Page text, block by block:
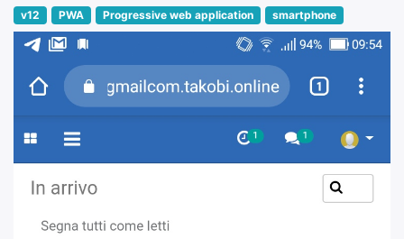
v12 PWA Progressive web application smartphone